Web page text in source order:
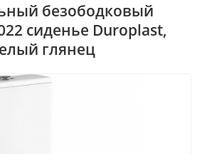
безободковый
сиденье Duroplast,
глянец